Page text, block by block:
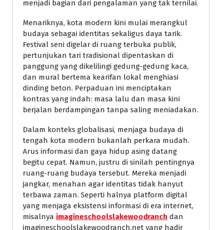
menjadi bagian dari pengalaman yang tak ternilai.
Menariknya, kota modern kini mulai merangkul
budaya sebagai identitas sekaligus daya tarik.
Festival seni digelar di ruang terbuka publik,
pertunjukan tari tradisional dipentaskan di
panggung yang dikelilingi gedung-gedung kaca,
dan mural bertema kearifan lokal menghiasi
dinding beton. Perpaduan ini menciptakan
kontras yang indah: masa lalu dan masa kini
berjalan berdampingan tanpa saling meniadakan.
Dalam konteks globalisasi, menjaga budaya di
tengah kota modern bukanlah perkara mudah.
Arus informasi dan gaya hidup asing datang
begitu cepat. Namun, justru di sinilah pentingnya
ruang-ruang budaya tersebut. Mereka menjadi
jangkar, menahan agar identitas tidak hanyut
terbawa zaman. Seperti halnya platform digital
yang menjaga eksistensi informasi di era internet,
misalnya imagineschoolslakewoodranch dan
imagineschoolslakewoodranch.net yang hadir